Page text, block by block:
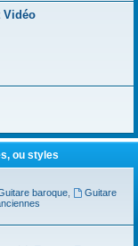
Vidéo
ou styles
baroque,
Guitare